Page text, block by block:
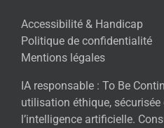
Accessibilité & Handicap
Politique de confidentialité
Mentions légales
IA responsable : To Be
utilisation éthique, sécurisée
l’intelligence artificielle.